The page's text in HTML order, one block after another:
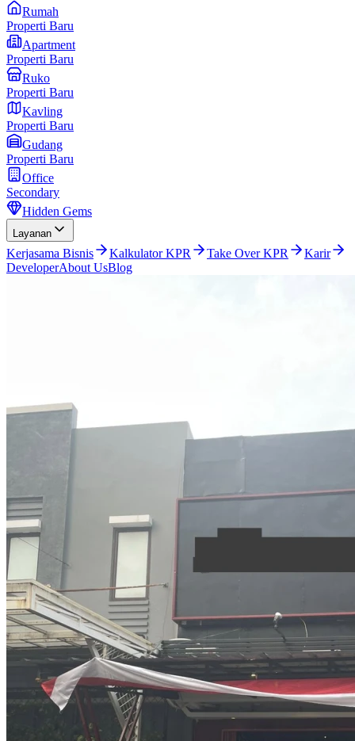
Rumah
Properti Baru
Apartment
Properti Baru
Ruko
Properti Baru
Kavling
Properti Baru
Gudang
Properti Baru
Office
Secondary
Hidden Gems
Layanan
Kerjasama Bisnis Kalkulator KPR Take Over KPR
Karir
DeveloperAbout UsBlog